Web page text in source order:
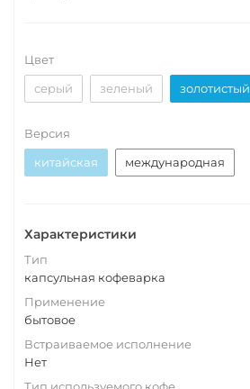
Цвет
серый
зеленый золотистый
Версия
китайская
международная
Характеристики
Тип
капсульная кофеварка
Применение
бытовое
Встраиваемое исполнение
Нет